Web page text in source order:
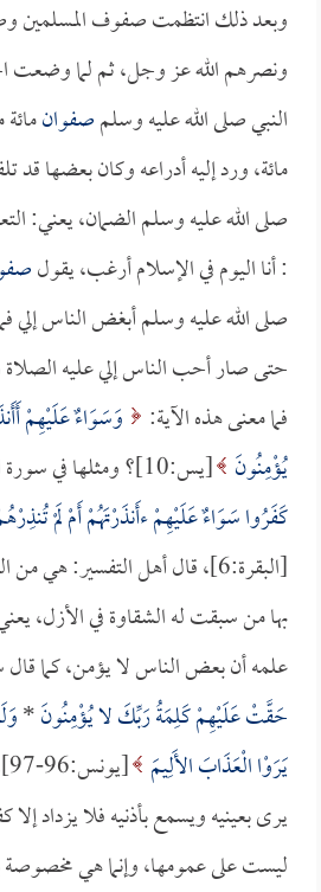
وبعد ذلك انتظمت صفوف المسلمين
ونصرهم الله عز وجل، ثم لما وضعت
النبي صلى الله عليه وسلمصفوان
مائة، ورد إليه أدراعه وكان بعضها
صلى الله عليه وسلم الضمان، يعني:
: أنا اليوم في الإسلام أرغب، يقول
صلى الله عليه وسلم أبغض الناس إلي
حتى صار أحب الناس إلي عليه
فما معنى هذه الآية:
وَسَوَاءٌ عَلَيْهِمْ
يُؤْمِنُونَ [يس:10]؟ ومثلها في سورة البقرة:
كَفَرُوا سَوَاءٌ عَلَيْهِمْ ءأَنذَرْتَهُمْ أَمْ لَمْ
[البقرة:6]، قال أهل التفسير:
بها من سبقت له الشقاوة في الأزل،
علمه أن بعض الناس لا يؤمن، كما
حَقَّتْ عَلَيْهِمْ كَلِمَةُ رَبِّكَ لا يُؤْمِنُونَ*
يَرَوْا الْعَذَابَ الأَلِيمَ
يرى بعينيه ويسمع بأذنيه فلا يزداد إلا
ليست على عمومها، وإنما هي